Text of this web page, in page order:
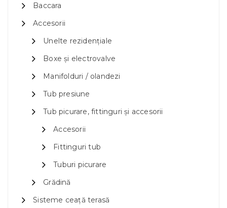
Baccara
Accesorii
Unelte rezidențiale
Boxe și electrovalve
Manifolduri / olandezi
Tub presiune
Tub picurare, fittinguri și accesorii
Accesorii
Fittinguri tub
Tuburi picurare
Grădină
Sisteme ceață terasă